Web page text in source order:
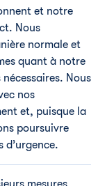
et notre
Nous
normale et
quant à notre
Nous
nos
et, puisque la
poursuivre
d’urgence.